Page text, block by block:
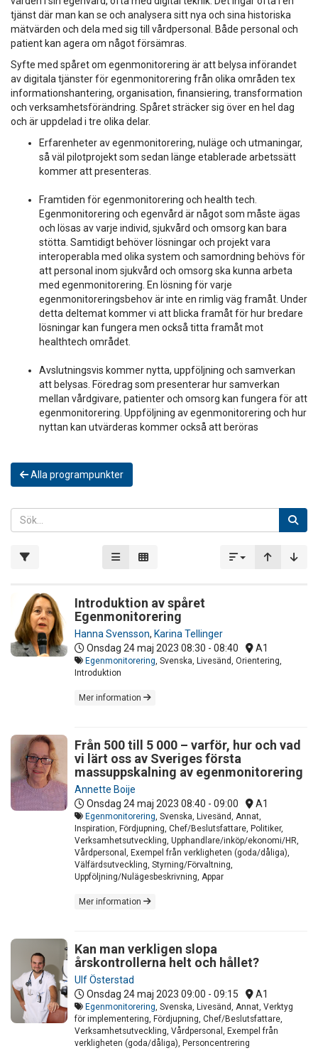
tjänst där man kan se och analysera sitt nya och sina historiska
mätvärden och dela med sig till vårdpersonal. Både personal och
patient kan agera om något försämras.
Syfte med spåret om egenmonitorering är att belysa införandet
av digitala tjänster för egenmonitorering från olika områden tex
informationshantering, organisation, finansiering, transformation
och verksamhetsförändring. Spåret sträcker sig över en hel dag
och är uppdelad i tre olika delar.
Erfarenheter av egenmonitorering, nuläge och utmaningar,
så väl pilotprojekt som sedan länge etablerade arbetssätt
kommer att presenteras.
Framtiden för egenmonitorering och health tech.
Egenmonitorering och egenvård är något som måste ägas
och lösas av varje individ, sjukvård och omsorg kan bara
stötta. Samtidigt behöver lösningar och projekt vara
interoperabla med olika system och samordning behövs för
att personal inom sjukvård och omsorg ska kunna arbeta
med egenmonitorering. En lösning för varje
egenmonitoreringsbehov är inte en rimlig väg framåt. Under
detta deltemat kommer vi att blicka framåt för hur bredare
lösningar kan fungera men också titta framåt mot
healthtech området.
Avslutningsvis kommer nytta, uppföljning och samverkan
att belysas. Föredrag som presenterar hur samverkan
mellan vårdgivare, patienter och omsorg kan fungera för att
egenmonitorering. Uppföljning av egenmonitorering och hur
nyttan kan utvärderas kommer också att beröras
Alla programpunkter
Introduktion av spåret
Egenmonitorering
Hanna Svensson, Karina Tellinger
Onsdag 24 maj 2023 08:30 - 08:40 A1
Egenmonitorering , Svenska, Livesänd, Orientering,
Introduktion
Mer information
Från 500 till 5 000 – varför, hur och vad
vi lärt oss av Sveriges första
massuppskalning av egenmonitorering
Annette Boije
Onsdag 24 maj 2023 08:40 - 09:00 A1
Egenmonitorering , Svenska, Livesänd, Annat,
Inspiration, Fördjupning, Chef/Beslutsfattare, Politiker,
Verksamhetsutveckling, Upphandlare/inköp/ekonomi/HR,
Vårdpersonal, Exempel från verkligheten (goda/dåliga),
Välfärdsutveckling, Styrning/Förvaltning,
Uppföljning/Nulägesbeskrivning, Appar
Mer information
Kan man verkligen slopa
årskontrollerna helt och hållet?
Ulf Österstad
Onsdag 24 maj 2023 09:00 - 09:15 A1
Egenmonitorering , Svenska, Livesänd, Annat, Verktyg
för implementering, Fördjupning, Chef/Beslutsfattare,
Verksamhetsutveckling, Vårdpersonal, Exempel från
verkligheten (goda/dåliga), Personcentrering